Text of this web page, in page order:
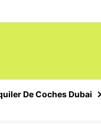
De Coches Dubai